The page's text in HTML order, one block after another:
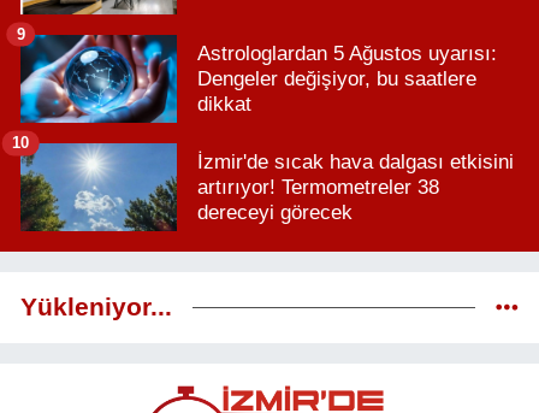
Astrologlardan 5 Ağustos uyarısı:
Dengeler değişiyor, bu saatlere
dikkat
9
İzmir'de sıcak hava dalgası etkisini
artırıyor! Termometreler 38
dereceyi görecek
10
Yükleniyor...